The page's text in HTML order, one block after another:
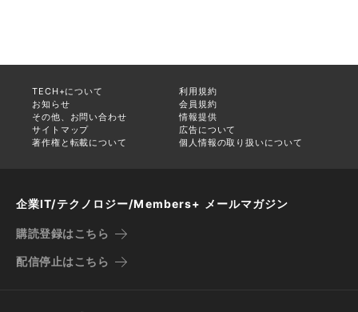
TECH+について
利用規約
お知らせ
会員規約
その他、お問い合わせ
情報提供
サイトマップ
広告について
著作権と転載について
個人情報の取り扱いについて
企業IT/テクノロジー/Members+ メールマガジン
購読登録はこちら
配信停止はこちら